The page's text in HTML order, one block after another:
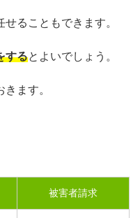
ることもできます。
するとよいでしょう。
ます。
被害者請求